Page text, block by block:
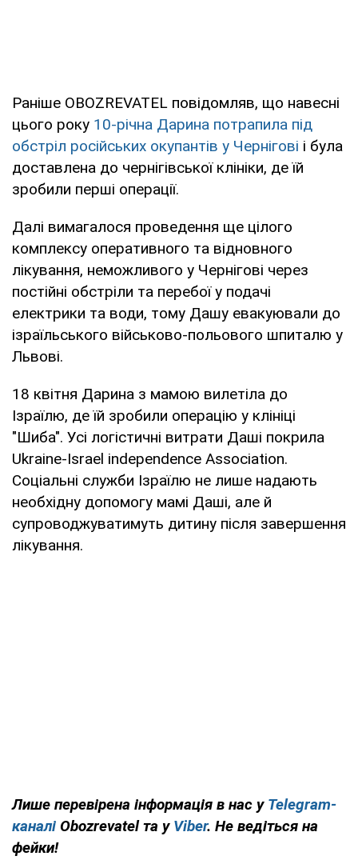
Раніше OBOZREVATEL повідомляв, що навесні
цього року 10-річна Дарина потрапила під
обстріл російських окупантів у Чернігові і була
доставлена до чернігівської клініки, де їй
зробили перші операції.
Далі вимагалося проведення ще цілого
комплексу оперативного та відновного
лікування, неможливого у Чернігові через
постійні обстріли та перебої у подачі
електрики та води, тому Дашу евакуювали до
ізраїльського військово-польового шпиталю у
Львові.
18 квітня Дарина з мамою вилетіла до
Ізраїлю, де їй зробили операцію у клініці
"Шиба". Усі логістичні витрати Даші покрила
Ukraine-Israel independence Association.
Соціальні служби Ізраїлю не лише надають
необхідну допомогу мамі Даші, але й
супроводжуватимуть дитину після завершення
лікування.
Лише перевірена інформація в нас у Telegram-
каналі Obozrevatel та у Viber. Не ведіться на
фейки!